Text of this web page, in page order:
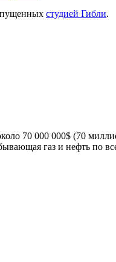
студией Гибли.
70 000 000$ (70
газ и нефть по